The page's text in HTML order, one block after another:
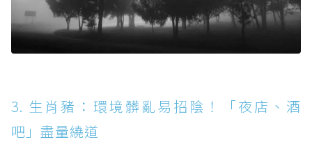
3. 生肖豬：環境髒亂易招陰！「夜店、酒
吧」盡量繞道